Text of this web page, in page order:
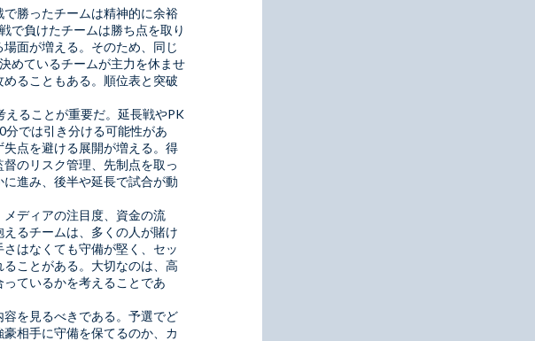
勝ったチームは精神的に余裕
で負けたチームは勝ち点を取り
面が増える。そのため、同じ
めているチームが主力を休ませ
ることもある。順位表と突破
ることが重要だ。延長戦やPK
では引き分ける可能性があ
点を避ける展開が増える。得
のリスク管理、先制点を取っ
進み、後半や延長で試合が動
ディアの注目度、資金の流
るチームは、多くの人が賭け
はなくても守備が堅く、セッ
ことがある。大切なのは、高
ているかを考えることであ
を見るべきである。予選でど
相手に守備を保てるのか、カ